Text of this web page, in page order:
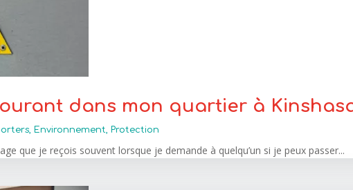
dans mon quartier à
, Environnement, Protection
que je reçois souvent lorsque je demande à quelqu’un si je peux passer...